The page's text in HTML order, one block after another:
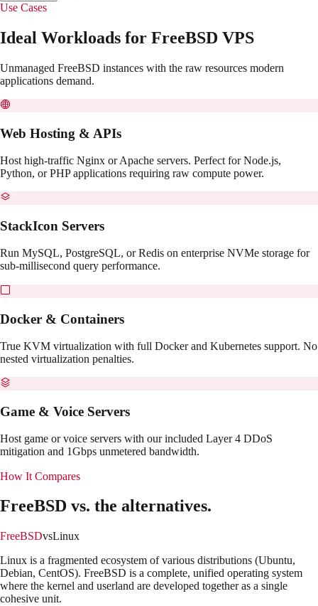
Use Cases
Ideal Workloads for FreeBSD VPS
Unmanaged FreeBSD instances with the raw resources modern
applications demand.
Web Hosting & APIs
Host high-traffic Nginx or Apache servers. Perfect for Node.js,
Python, or PHP applications requiring raw compute power.
StackIcon Servers
Run MySQL, PostgreSQL, or Redis on enterprise NVMe storage for
sub-millisecond query performance.
Docker & Containers
True KVM virtualization with full Docker and Kubernetes support. No
nested virtualization penalties.
Game & Voice Servers
Host game or voice servers with our included Layer 4 DDoS
mitigation and 1Gbps unmetered bandwidth.
How It Compares
FreeBSD vs. the alternatives.
FreeBSDvsLinux
Linux is a fragmented ecosystem of various distributions (Ubuntu,
Debian, CentOS). FreeBSD is a complete, unified operating system
where the kernel and userland are developed together as a single
cohesive unit.